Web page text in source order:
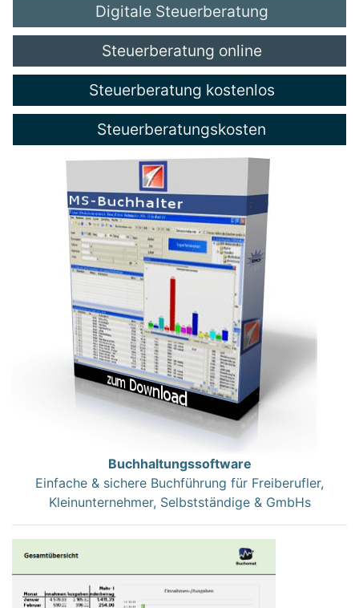
Digitale Steuerberatung
Steuerberatung online
Steuerberatung kostenlos
Steuerberatungskosten
Buchhaltungssoftware
Einfache & sichere Buchführung für Freiberufler,
Kleinunternehmer, Selbstständige & GmbHs